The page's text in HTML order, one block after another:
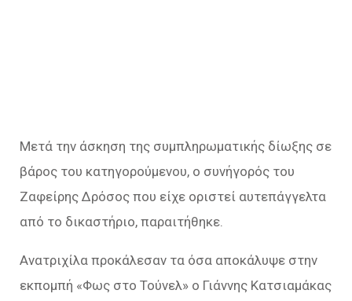
Μετά την άσκηση της συμπληρωματικής δίωξης σε
βάρος του κατηγορούμενου, ο συνήγορός του
Ζαφείρης Δρόσος που είχε οριστεί αυτεπάγγελτα
από το δικαστήριο, παραιτήθηκε.
Ανατριχίλα προκάλεσαν τα όσα αποκάλυψε στην
εκπομπή «Φως στο Τούνελ» ο Γιάννης Κατσιαμάκας